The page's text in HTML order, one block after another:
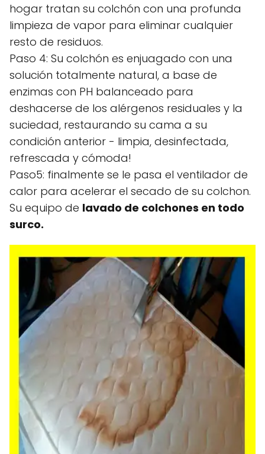
hogar tratan su colchón con una profunda
limpieza de vapor para eliminar cualquier
resto de residuos.
Paso 4: Su colchón es enjuagado con una
solución totalmente natural, a base de
enzimas con PH balanceado para
deshacerse de los alérgenos residuales y la
suciedad, restaurando su cama a su
condición anterior - limpia, desinfectada,
refrescada y cómoda!
Paso5: finalmente se le pasa el ventilador de
calor para acelerar el secado de su colchon.
Su equipo de lavado de colchones en todo
surco.